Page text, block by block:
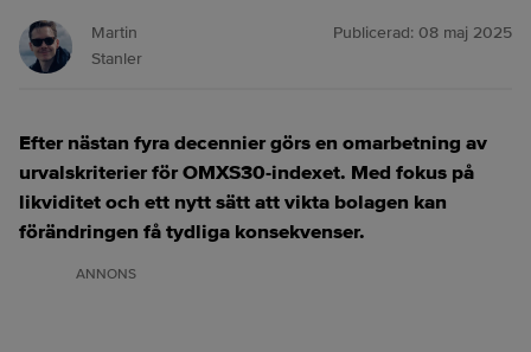
Martin
Stanler
Publicerad: 08 maj 2025
Efter nästan fyra decennier görs en omarbetning av
urvalskriterier för OMXS30-indexet. Med fokus på
likviditet och ett nytt sätt att vikta bolagen kan
förändringen få tydliga konsekvenser.
ANNONS